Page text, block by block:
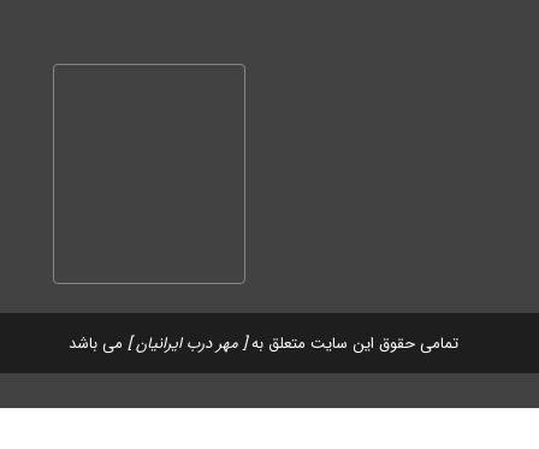
تمامی حقوق این سایت متعلق به[ مهر درب ایرانیان ] می باشد